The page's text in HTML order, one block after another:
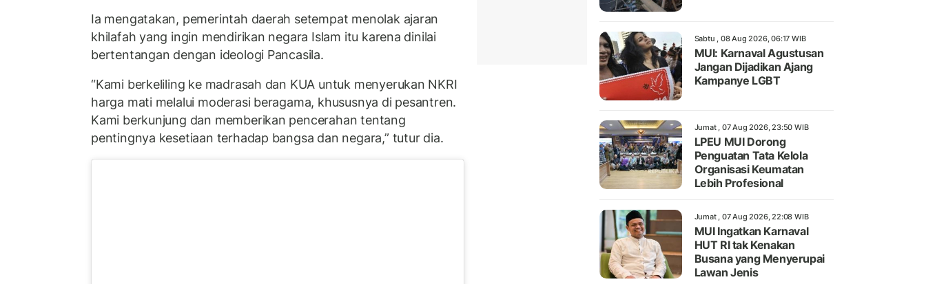
Ia mengatakan, pemerintah daerah setempat menolak ajaran
khilafah yang ingin mendirikan negara Islam itu karena dinilai
bertentangan dengan ideologi Pancasila.
“Kami berkeliling ke madrasah dan KUA untuk menyerukan NKRI
harga mati melalui moderasi beragama, khususnya di pesantren.
Kami berkunjung dan memberikan pencerahan tentang
pentingnya kesetiaan terhadap bangsa dan negara,” tutur dia.
Sabtu , 08 Aug 2026, 06:17 WIB
MUI: Karnaval Agustusan
Jangan Dijadikan Ajang
Kampanye LGBT
Jumat , 07 Aug 2026, 23:50 WIB
LPEU MUI Dorong
Penguatan Tata Kelola
Organisasi Keumatan
Lebih Profesional
Jumat , 07 Aug 2026, 22:08 WIB
MUI Ingatkan Karnaval
HUT RI tak Kenakan
Busana yang Menyerupai
Lawan Jenis